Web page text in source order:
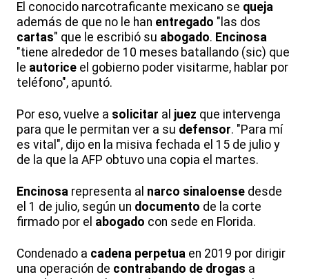
El conocido narcotraficante mexicano se queja
además de que no le han entregado "las dos
cartas" que le escribió su abogado. Encinosa
"tiene alrededor de 10 meses batallando (sic) que
le autorice el gobierno poder visitarme, hablar por
teléfono", apuntó.
Por eso, vuelve a solicitar al juez que intervenga
para que le permitan ver a su defensor. "Para mí
es vital", dijo en la misiva fechada el 15 de julio y
de la que la AFP obtuvo una copia el martes.
Encinosa representa al narco sinaloense desde
el 1 de julio, según un documento de la corte
firmado por el abogado con sede en Florida.
Condenado a cadena perpetua en 2019 por dirigir
una operación de contrabando de drogas a